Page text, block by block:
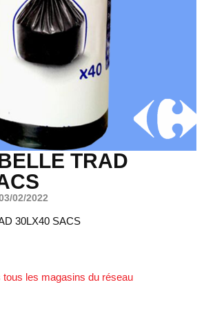
TRAD
02/2022
30LX40 SACS
tous les magasins du réseau